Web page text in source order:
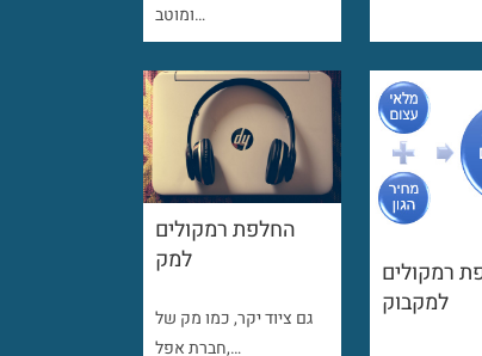
ומוטב…
החלפת רמקולים
למק
גם ציוד יקר, כמו מק של
חברת אפל,…
רמקולים
למקבוק